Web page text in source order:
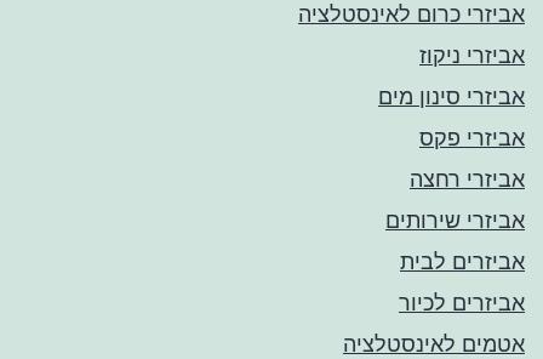
אביזרי כרום לאינסטלציה
אביזרי ניקוז
אביזרי סינון מים
אביזרי פקס
אביזרי רחצה
אביזרי שירותים
אביזרים לבית
אביזרים לכיור
אטמים לאינסטלציה